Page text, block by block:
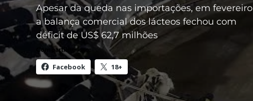
Apesar da queda nas importações, em fevereiro
a balança comercial dos lácteos fechou com
déficit de US$ 62,7 milhões
Compartilhe isso:
Facebook 18+